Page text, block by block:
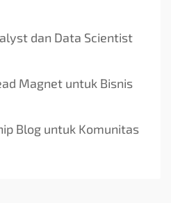
dan Data Scientist
Magnet untuk Bisnis
Blog untuk Komunitas